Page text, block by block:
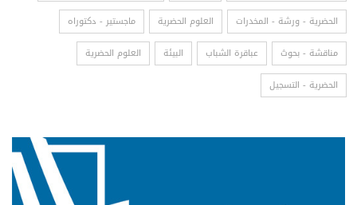
الحضرية - ورشة - المخدرات
العلوم الحضرية
ماجستير - دكتوراه
مناقشة - بحوث
عباقرة الشباب البيئة
العلوم الحضرية
الحضرية - التسجيل